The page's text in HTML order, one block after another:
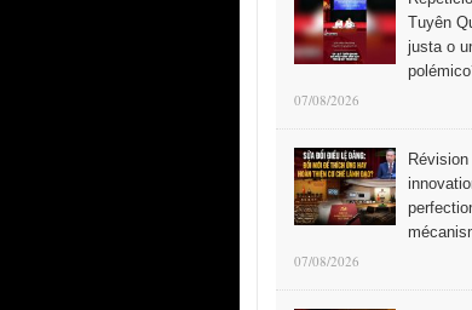
Tuyên
justa o
07/08/2026
07/08/2026